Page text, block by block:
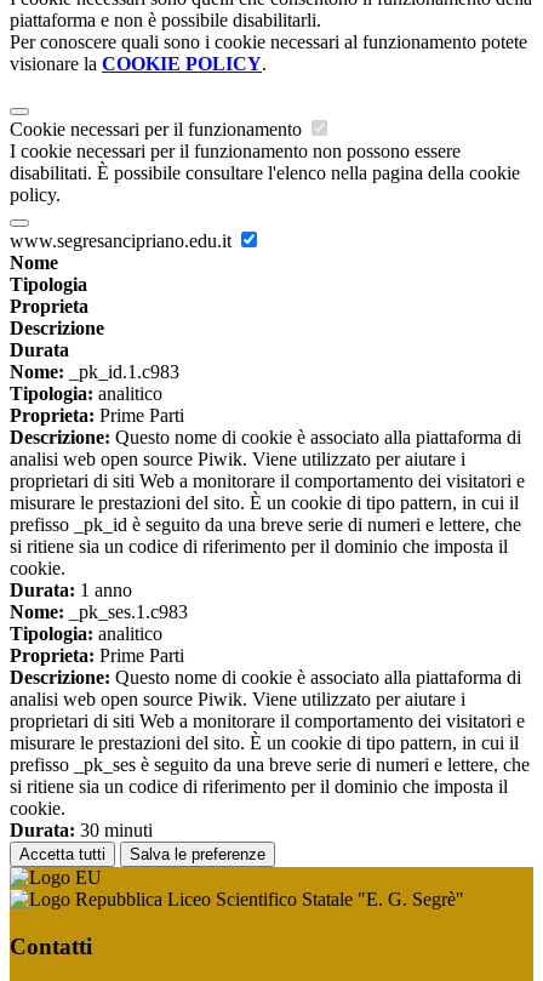
piattaforma e non è possibile disabilitarli.
Per conoscere quali sono i cookie necessari al funzionamento potete
visionare la COOKIE POLICY.
Cookie necessari per il funzionamento
I cookie necessari per il funzionamento non possono essere
disabilitati. È possibile consultare l'elenco nella pagina della cookie
policy.
www.segresancipriano.edu.it
Nome
Tipologia
Proprieta
Descrizione
Durata
Nome: _pk_id.1.c983
Tipologia: analitico
Proprieta: Prime Parti
Descrizione: Questo nome di cookie è associato alla piattaforma di
analisi web open source Piwik. Viene utilizzato per aiutare i
proprietari di siti Web a monitorare il comportamento dei visitatori e
misurare le prestazioni del sito. È un cookie di tipo pattern, in cui il
prefisso _pk_id è seguito da una breve serie di numeri e lettere, che
si ritiene sia un codice di riferimento per il dominio che imposta il
cookie.
Durata: 1 anno
Nome: _pk_ses.1.c983
Tipologia: analitico
Proprieta: Prime Parti
Descrizione: Questo nome di cookie è associato alla piattaforma di
analisi web open source Piwik. Viene utilizzato per aiutare i
proprietari di siti Web a monitorare il comportamento dei visitatori e
misurare le prestazioni del sito. È un cookie di tipo pattern, in cui il
prefisso _pk_ses è seguito da una breve serie di numeri e lettere, che
si ritiene sia un codice di riferimento per il dominio che imposta il
cookie.
Durata: 30 minuti
Accetta tutti Salva le preferenze
Liceo Scientifico Statale "E. G. Segrè"
Contatti